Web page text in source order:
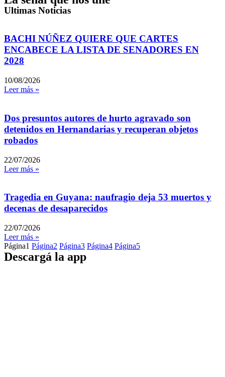
Ultimas Noticias
BACHI NÚÑEZ QUIERE QUE CARTES
ENCABECE LA LISTA DE SENADORES EN
2028
10/08/2026
Leer más »
Dos presuntos autores de hurto agravado son
detenidos en Hernandarias y recuperan objetos
robados
22/07/2026
Leer más »
Tragedia en Guyana: naufragio deja 53 muertos y
decenas de desaparecidos
22/07/2026
Leer más »
Página1 Página2 Página3 Página4 Página5
Descargá la app